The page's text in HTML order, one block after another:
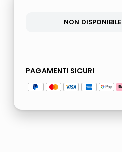
NON DISPONIBILE
PAGAMENTI SICURI